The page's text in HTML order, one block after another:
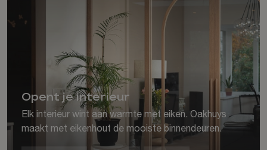
Opent je interieur
Elk interieur wint aan warmte met eiken. Oakhuys
maakt met eikenhout de mooiste binnendeuren.